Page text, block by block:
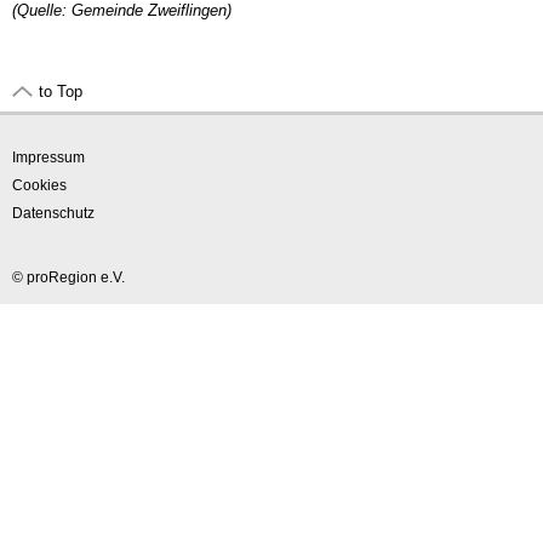
(Quelle: Gemeinde Zweiflingen)
to Top
Impressum
Cookies
Datenschutz
© proRegion e.V.